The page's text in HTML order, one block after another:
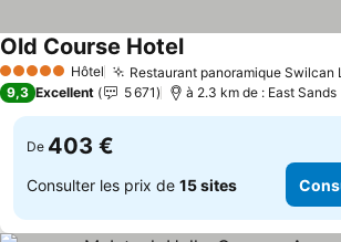
5 Étoiles Hôtel Restaurant panoramique Swilcan
Old Course HotelConsulter les prix
9,3 Excellent 5 671 à 2.3 km de : East Sands
De 403 €
Consulter les prix de 15 sites